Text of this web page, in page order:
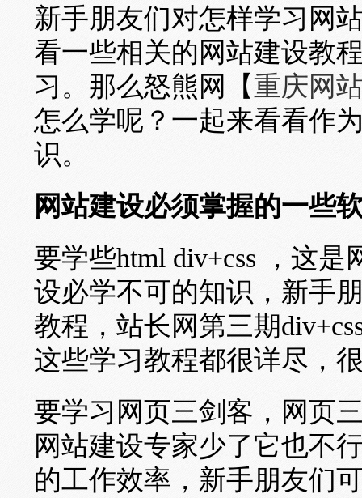
新手朋友们对怎样学习网
看一些相关的网站建设教
习。那么怒熊网【重庆网
怎么学呢？一起来看看作
识。
网站建设必须掌握的一些
要学些html div+css ，这
设必学不可的知识，新手
教程，站长网第三期
这些学习教程都很详尽，
要学习网页三剑客，网页
网站建设专家少了它也不
的工作效率，新手朋友们